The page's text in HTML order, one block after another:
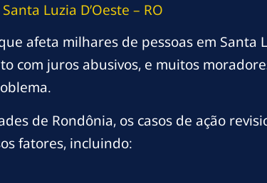
Luzia D’Oeste – RO
afeta milhares de pessoas em Santa
com juros abusivos, e muitos
de Rondônia, os casos de ação
fatores, incluindo: